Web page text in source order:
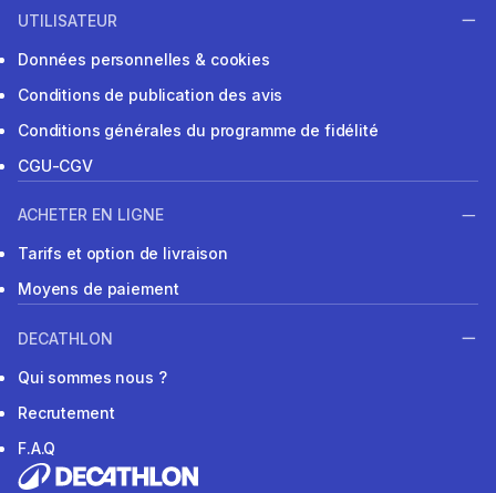
UTILISATEUR
Données personnelles & cookies
Conditions de publication des avis
Conditions générales du programme de fidélité
CGU-CGV
ACHETER EN LIGNE
Tarifs et option de livraison
Moyens de paiement
DECATHLON
Qui sommes nous ?
Recrutement
F.A.Q